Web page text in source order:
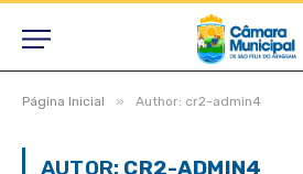
Página Inicial » Author: cr2-admin4
AUTOR: CR2-ADMIN4